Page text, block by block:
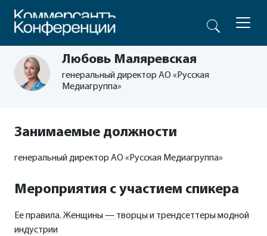
Любовь Маляревская
генеральный директор АО «Русская
Медиагруппа»
Занимаемые должности
генеральный директор АО «Русская Медиагруппа»
Мероприятия с участием спикера
Ее правила. Женщины — творцы и трендсеттеры модной
индустрии